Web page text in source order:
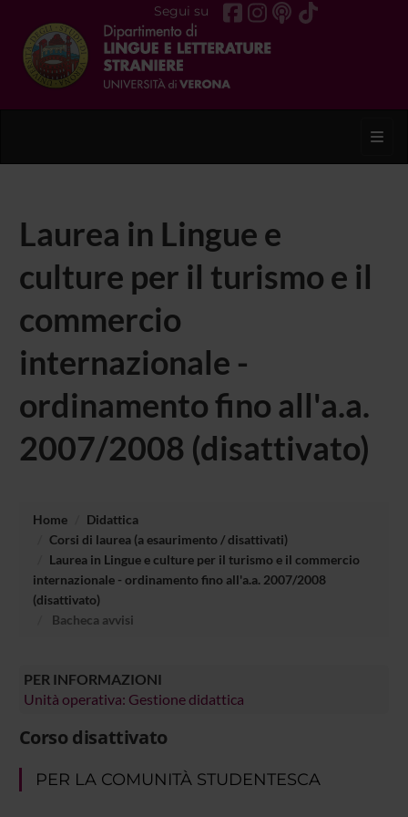
Segui su
Laurea in Lingue e
culture per il turismo e il
commercio
internazionale -
ordinamento fino all'a.a.
2007/2008 (disattivato)
Home
Didattica
Corsi di laurea (a esaurimento / disattivati)
Laurea in Lingue e culture per il turismo e il commercio
internazionale - ordinamento fino all'a.a. 2007/2008
(disattivato)
Bacheca avvisi
PER INFORMAZIONI
Unità operativa: Gestione didattica
Corso disattivato
PER LA COMUNITÀ STUDENTESCA